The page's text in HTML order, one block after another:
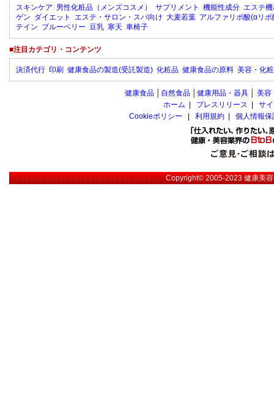
スキンケア 男性化粧品（メンズコスメ） サプリメント 機能性成分 エステ
ゲン ダイエット エステ・サロン・スパ向け 大麦若葉 アルファリポ酸(αリポ
テイン ブルーベリー 豆乳 寒天 車椅子
■注目カテゴリ・コンテンツ
決済代行 印刷 健康食品の製造(受託製造) 化粧品 健康食品の原料 美容・化
健康食品 自然食品 健康用品・器具 美容
ホーム
プレスリリース
サ
Cookieポリシー
利用規約 個人情報
Copyright© 2005-2023健康美